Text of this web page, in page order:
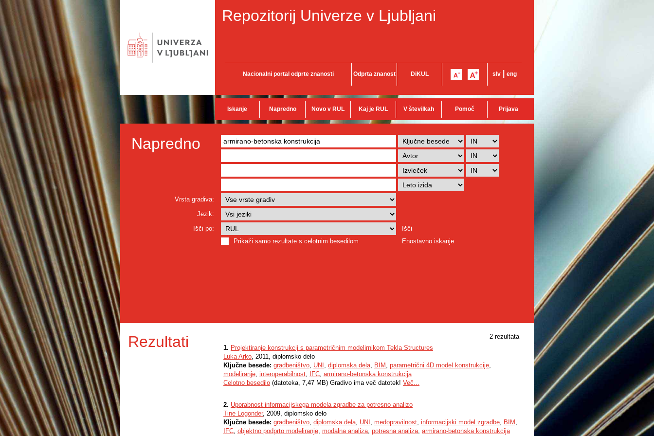
Repozitorij Univerze v Ljubljani
Nacionalni portal odprte znanosti Odprta znanost DiKUL slv eng
Iskanje Napredno Novo v RUL Kaj je RUL V številkah Pomoč Prijava
Napredno
Vrsta gradiva:
Jezik:
Išči po:
Išči
Prikaži samo rezultate s celotnim besedilom
Enostavno iskanje
Rezultati
2 rezultata
1. Projektiranje konstrukcij s parametričnim modelirnikom Tekla Structures
Luka Arko, 2011, diplomsko delo
Ključne besede: gradbeništvo, UNI , diplomska dela, BIM , parametrični 4D model konstrukcije,
modeliranje, interoperabilnost, IFC, armirano-betonska konstrukcija
Celotno besedilo (datoteka, 7,47 MB) Gradivo ima več datotek! Več...
2. Uporabnost informacijskega modela zgradbe za potresno analizo
Tine Logonder, 2009, diplomsko delo
Ključne besede: gradbeništvo, diplomska dela, UNI , medopravilnost, informacijski model zgradbe, BIM ,
IFC, objektno podprto modeliranje, modalna analiza, potresna analiza, armirano-betonska konstrukcija